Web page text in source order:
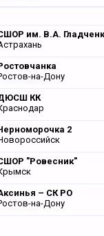
им. В.А.
на-Дону
КК
2
"Ровесник"
– СК РО
на-Дону